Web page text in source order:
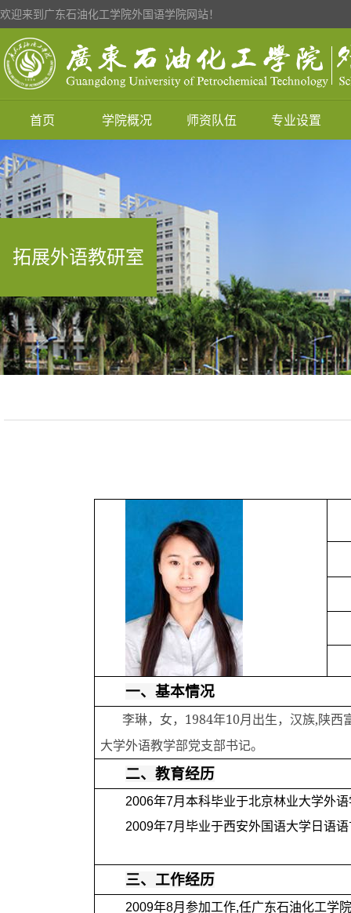
欢迎来到广东石油化工学院外国语学院网站！
首页 学院概况 师资队伍 专业设置
拓展外语教研室
一、基本情况
李琳，女， 1984年10月出生，汉族,陕西
大学外语教学部党支部书记。
二、教育经历
2006年7月本科毕业于北京林业大学外
2009年7月毕业于西安外国语大学日语
三、工作经历
2009年8月参加工作,任广东石油化工学